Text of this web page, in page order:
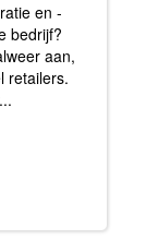
en -
bedrijf?
aan,
retailers.